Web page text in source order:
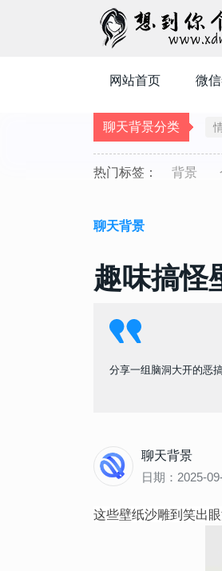
网站首页 微
聊天背景分类
热门标签： 背景
聊天背景
趣味搞怪
分享一组脑洞大开的恶
聊天背景
日期：2025-
这些壁纸沙雕到笑出